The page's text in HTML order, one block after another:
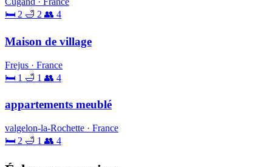
🛏 2 🛁 2 👥 4
Maison de village
Frejus · France
🛏 1 🛁 1 👥 4
appartements meublé
valgelon-la-Rochette · France
🛏 2 🛁 1 👥 4